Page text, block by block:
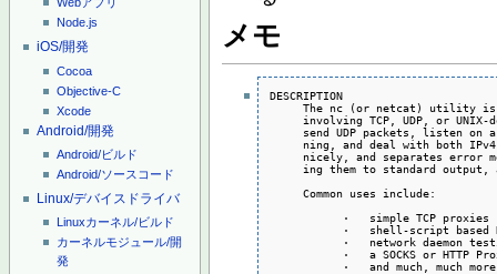
Webアプリ
Node.js
iOS/開発
Cocoa
Objective-C
Xcode
Android/開発
Android/ビルド
Android/ソースコード
Linux/デバイスドライバ
Linuxカーネル/ビルド
カーネルモジュール/開
発
メモ
DESCRIPTION
The nc (or netcat) utility
involving TCP, UDP, or UNIX-
send UDP packets, listen on
ning, and deal with both
nicely, and separates error
ing them to standard output,
     Common uses include:
           ·   simple TCP proxies
·   shell-script based
·   network daemon
·   a SOCKS or HTTP
           ·   and much, much more